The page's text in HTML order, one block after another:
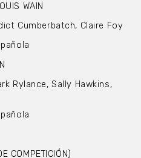
WAIN
Cumberbatch, Claire Foy
Rylance, Sally Hawkins,
COMPETICIÓN)